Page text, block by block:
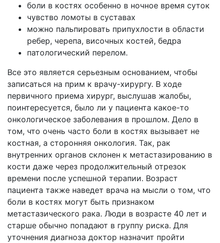
боли в костях особенно в ночное время суток
чувство ломоты в суставах
можно пальпировать припухлости в области
ребер, черепа, височных костей, бедра
патологический перелом.
Все это является серьезным основанием, чтобы
записаться на прим к врачу-хирургу. В ходе
первичного приема хирург, выслушав жалобы,
поинтересуется, было ли у пациента какое-то
онкологическое заболевания в прошлом. Дело в
том, что очень часто боли в костях вызывает не
костная, а сторонняя онкология. Так, рак
внутренних органов склонен к метастазированию в
кости даже через продолжительный отрезок
времени после успешной терапии. Возраст
пациента также наведет врача на мысли о том, что
боли в костях могут быть признаком
метастазического рака. Люди в возрасте 40 лет и
старше обычно попадают в группу риска. Для
уточнения диагноза доктор назначит пройти